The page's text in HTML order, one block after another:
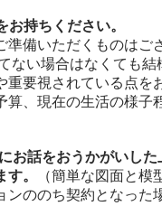
持ちください。
準備いただくものはご
ない場合はなくても
重要視されている点を
算、現在の生活の様子
お話をおうかがいし
。
（簡単な図面と
ンののち契約となった